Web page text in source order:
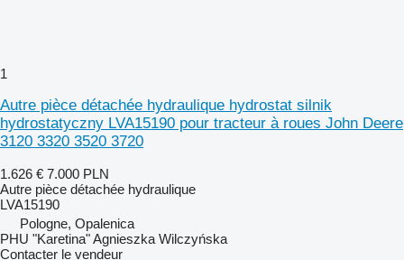
1
Autre pièce détachée hydraulique hydrostat silnik
hydrostatyczny LVA15190 pour tracteur à roues John Deere
3120 3320 3520 3720
1.626 € 7.000 PLN
Autre pièce détachée hydraulique
LVA15190
Pologne, Opalenica
PHU "Karetina" Agnieszka Wilczyńska
Contacter le vendeur